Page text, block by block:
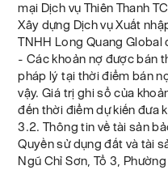
mại Dịch vụ Thiên Thanh
Xây dựng Dịch vụ Xuất
TNHH Long Quang
- Các khoản nợ được bán
pháp lý tại thời điểm bán
vậy. Giá trị ghi sổ của
đến thời điểm dự kiến đưa
3.2. Thông tin về tài sản
Quyền sử dụng đất và tài
Ngũ Chỉ Sơn, Tổ 3,